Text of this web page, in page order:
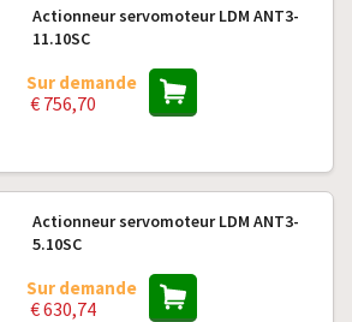
Actionneur servomoteur LDM ANT3-
11.10SC
Sur demande
€ 756,70
Actionneur servomoteur LDM ANT3-
5.10SC
Sur demande
€ 630,74